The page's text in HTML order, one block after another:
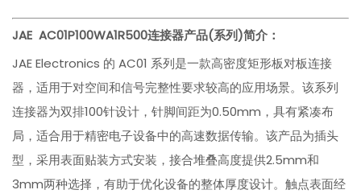
JAE AC01P100WA1R500连接器产品(系列)简介：
JAE Electronics 的 AC01 系列是一款高密度矩形板对板连接
器，适用于对空间和信号完整性要求较高的应用场景。该系列
连接器为双排100针设计，针脚间距为0.50mm，具有紧凑布
局，适合用于精密电子设备中的高速数据传输。该产品为插头
型，采用表面贴装方式安装，接合堆叠高度提供2.5mm和
3mm两种选择，有助于优化设备的整体厚度设计。触点表面经